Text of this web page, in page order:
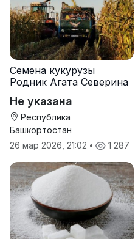
Семена кукурузы
Родник Агата Северина
Берта Вилора
Прохладненский Дарина
Росс Машук Катерина
Не указана
Республика
Башкортостан
26 мар 2026, 21:02 • 1 287